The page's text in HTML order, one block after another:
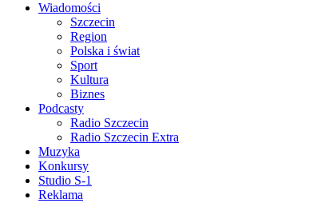
Wiadomości
Szczecin
Region
Polska i świat
Sport
Kultura
Biznes
Podcasty
Radio Szczecin
Radio Szczecin Extra
Muzyka
Konkursy
Studio S-1
Reklama